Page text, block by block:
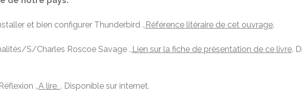
et bien configurer Thunderbird .,Référence litéraire de cet ouvrage.
S/Charles Roscoe Savage .,Lien sur la fiche de présentation de ce livre.
.,A lire. . Disponible sur internet.